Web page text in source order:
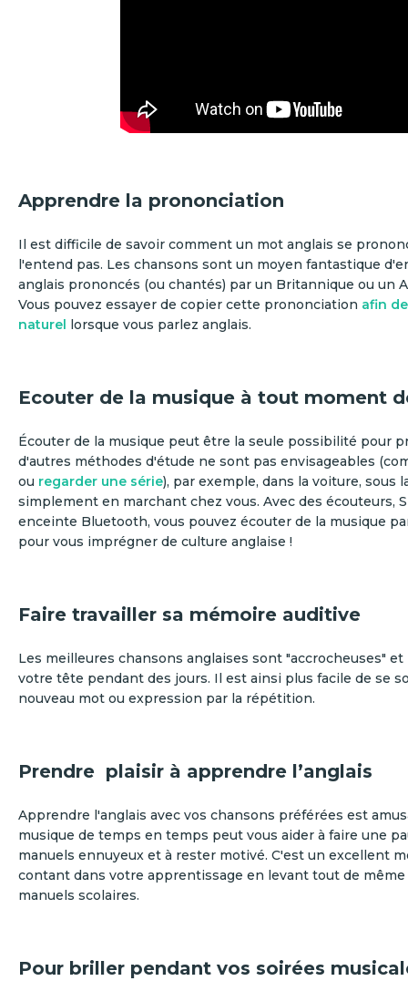
Apprendre la prononciation
Il est difficile de savoir comment un mot anglais se
l'entend pas. Les chansons sont un moyen fantastique
anglais prononcés (ou chantés) par un Britannique ou un
Vous pouvez essayer de copier cette prononciation afin
naturel
lorsque vous parlez anglais.
Ecouter de la musique à tout moment
Écouter de la musique peut être la seule possibilité pour
d'autres méthodes d'étude ne sont pas envisageables
ou regarder une série), par exemple, dans la voiture, sous
simplement en marchant chez vous. Avec des écouteurs,
enceinte Bluetooth, vous pouvez écouter de la musique
pour vous imprégner de culture anglaise !
Faire travailler sa mémoire auditive
Les meilleures chansons anglaises sont "accrocheuses"
votre tête pendant des jours. Il est ainsi plus facile de se
nouveau mot ou expression par la répétition.
Prendre plaisir à apprendre l’anglais
Apprendre l'anglais avec vos chansons préférées est
musique de temps en temps peut vous aider à faire une
manuels ennuyeux et à rester motivé. C'est un excellent
contant dans votre apprentissage en levant tout de
manuels scolaires.
Pour briller pendant vos soirées